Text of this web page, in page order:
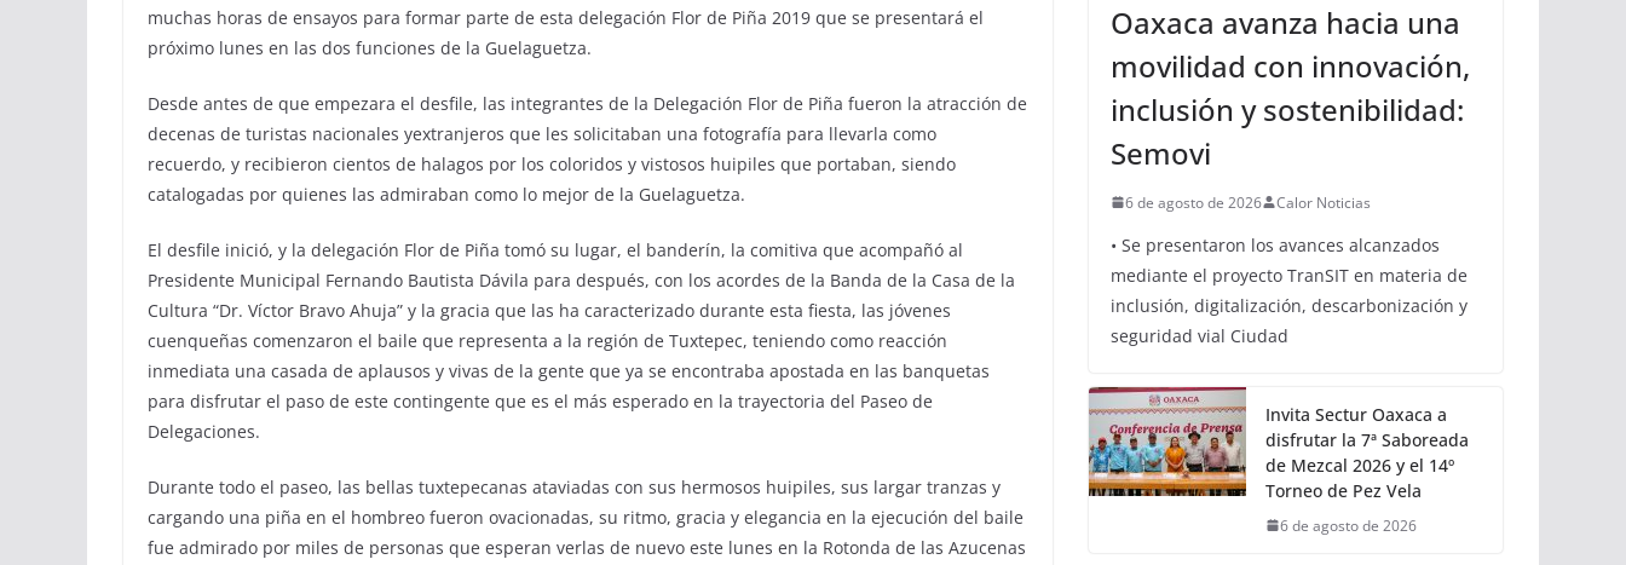
muchas horas de ensayos para formar parte de esta delegación Flor de Piña 2019 que se presentará el
próximo lunes en las dos funciones de la Guelaguetza.
Desde antes de que empezara el desfile, las integrantes de la Delegación Flor de Piña fueron la atracción de
decenas de turistas nacionales yextranjeros que les solicitaban una fotografía para llevarla como
recuerdo, y recibieron cientos de halagos por los coloridos y vistosos huipiles que portaban, siendo
catalogadas por quienes las admiraban como lo mejor de la Guelaguetza.
El desfile inició, y la delegación Flor de Piña tomó su lugar, el banderín, la comitiva que acompañó al
Presidente Municipal Fernando Bautista Dávila para después, con los acordes de la Banda de la Casa de la
Cultura “Dr. Víctor Bravo Ahuja” y la gracia que las ha caracterizado durante esta fiesta, las jóvenes
cuenqueñas comenzaron el baile que representa a la región de Tuxtepec, teniendo como reacción
inmediata una casada de aplausos y vivas de la gente que ya se encontraba apostada en las banquetas
para disfrutar el paso de este contingente que es el más esperado en la trayectoria del Paseo de
Delegaciones.
Durante todo el paseo, las bellas tuxtepecanas ataviadas con sus hermosos huipiles, sus largar tranzas y
cargando una piña en el hombreo fueron ovacionadas, su ritmo, gracia y elegancia en la ejecución del baile
fue admirado por miles de personas que esperan verlas de nuevo este lunes en la Rotonda de las Azucenas
Oaxaca avanza hacia una
movilidad con innovación,
inclusión y sostenibilidad:
Semovi
6 de agosto de 2026 Calor Noticias
• Se presentaron los avances alcanzados
mediante el proyecto TranSIT en materia de
inclusión, digitalización, descarbonización y
seguridad vial Ciudad
Invita Sectur Oaxaca a
disfrutar la 7ª Saboreada
de Mezcal 2026 y el 14º
Torneo de Pez Vela
6 de agosto de 2026